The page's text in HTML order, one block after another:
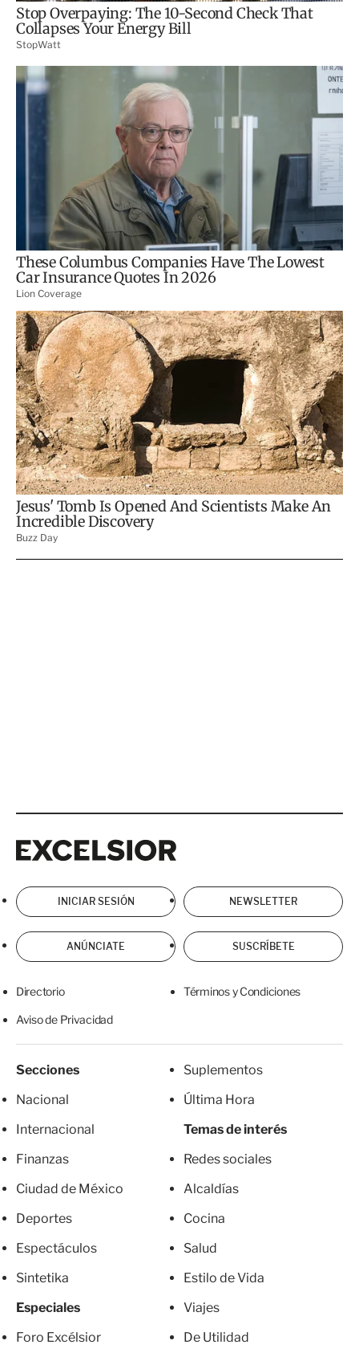
INICIAR SESIÓN NEWSLETTER
ANÚNCIATE SUSCRÍBETE
Directorio Términos y Condiciones
Aviso de Privacidad
Secciones
Nacional
Internacional
Finanzas
Ciudad de México
Deportes
Espectáculos
Sintetika
Especiales
Foro Excélsior
Suplementos
Última Hora
Temas de interés
Redes sociales
Alcaldías
Cocina
Salud
Estilo de Vida
Viajes
De Utilidad